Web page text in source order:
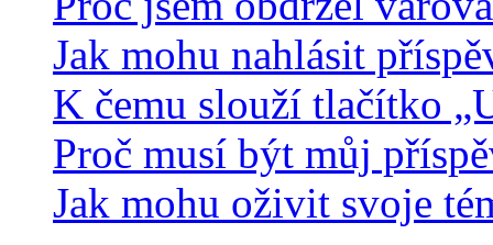
Jak mohu nahlásit
K čemu slouží tlačítko
Proč musí být můj
Jak mohu oživit svoje